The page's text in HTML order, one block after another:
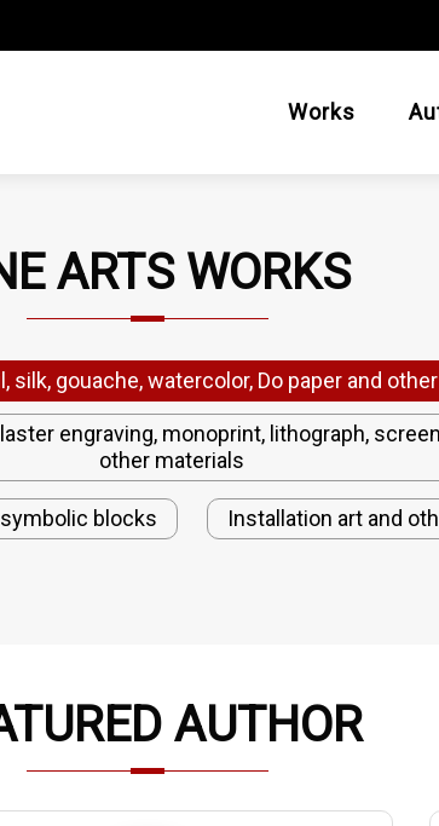
Works
ARTS WORKS
silk, gouache, watercolor, Do paper and
engraving, monoprint, lithograph,
other materials
blocks Installation art and
AUTHOR